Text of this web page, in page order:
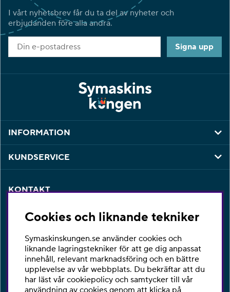
I vårt nyhetsbrev får du ta del av nyheter och
erbjudanden före alla andra.
Signa upp
INFORMATION
KUNDSERVICE
KONTAKT
beställning så är du varmt välkommen att kontakta vår
Telefon:010-2518270
E-post:kontakta@symaskinskungen.se
Ångra köp
Cookies och liknande tekniker
Symaskinskungen.se använder cookies och
liknande lagringstekniker för att ge dig anpassat
innehåll, relevant marknadsföring och en bättre
upplevelse av vår webbplats. Du bekräftar att du
har läst vår cookiepolicy och samtycker till vår
användning av cookies genom att klicka på